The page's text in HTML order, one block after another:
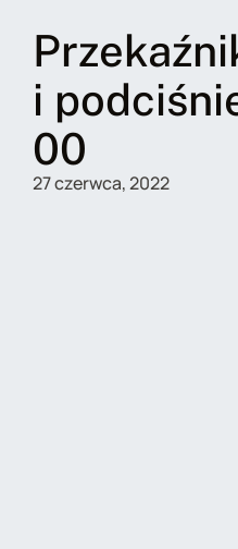
i
00
27 czerwca, 2022